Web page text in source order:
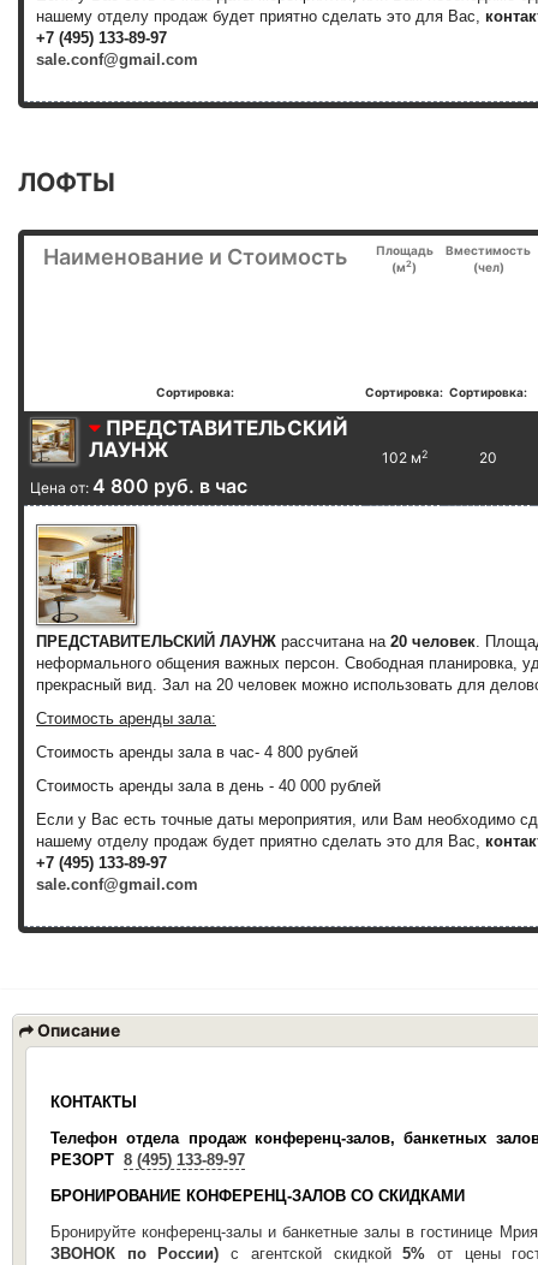
нашему отделу продаж будет приятно сделать это для Вас,
+7 (495) 133-89-97
sale.conf@gmail.com
ЛОФТЫ
Наименование и Стоимость
Площадь
(м2)
Вместимость
(чел)
Сортировка: Сортировка: Сортировка:
ПРЕДСТАВИТЕЛЬСКИЙ
ЛАУНЖ
Цена от: 4 800 руб. в час
102 м2 20
ПРЕДСТАВИТЕЛЬСКИЙ ЛАУНЖ рассчитана на 20 человек.
неформального общения важных персон. Свободная планировка,
прекрасный вид. Зал на 20 человек можно использовать для
Стоимость аренды зала:
Стоимость аренды зала в час- 4 800 рублей
Стоимость аренды зала в день - 40 000 рублей
Если у Вас есть точные даты мероприятия, или Вам необходимо
нашему отделу продаж будет приятно сделать это для Вас,
+7 (495) 133-89-97
sale.conf@gmail.com
Описание
КОНТАКТЫ
Телефон отдела продаж конференц-залов, банкетных
РЕЗОРТ 8 (495) 133-89-97
БРОНИРОВАНИЕ КОНФЕРЕНЦ-ЗАЛОВ СО СКИДКАМИ
Бронируйте конференц-залы и банкетные залы в гостинице
ЗВОНОК по России) с агентской скидкой5% от цены